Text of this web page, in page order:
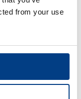
from your use
additive